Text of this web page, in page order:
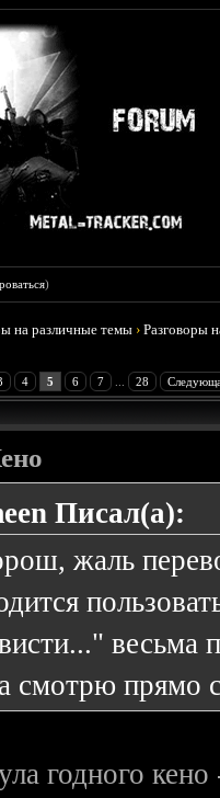
)
на различные темы ›Разговоры
4 5 6 7 28
Писал(а):
жаль
весьма
смотрю прямо
годного